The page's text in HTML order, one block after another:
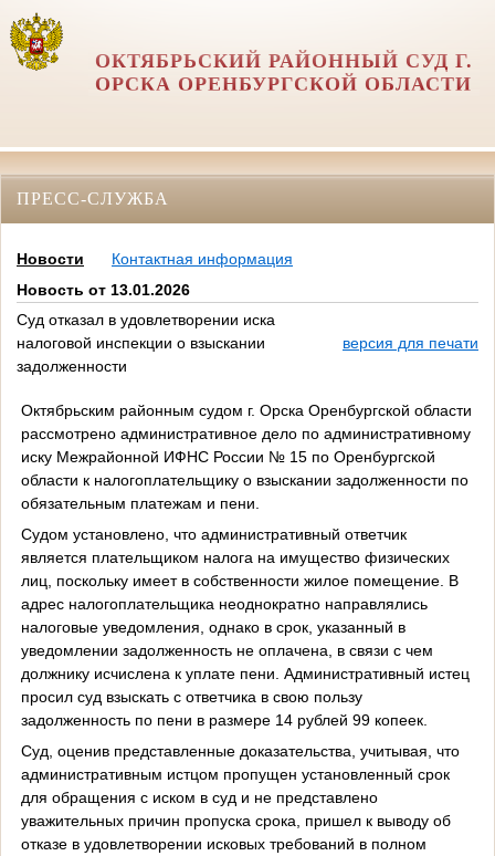
ОКТЯБРЬСКИЙ РАЙОННЫЙ СУД Г.
ОРСКА ОРЕНБУРГСКОЙ ОБЛАСТИ
ПРЕСС-СЛУЖБА
Новости
Контактная информация
Новость от 13.01.2026
Суд отказал в удовлетворении иска
налоговой инспекции о взыскании
задолженности
версия для печати
Октябрьским районным судом г. Орска Оренбургской области
рассмотрено административное дело по административному
иску Межрайонной ИФНС России № 15 по Оренбургской
области к налогоплательщику о взыскании задолженности по
обязательным платежам и пени.
Судом установлено, что административный ответчик
является плательщиком налога на имущество физических
лиц, поскольку имеет в собственности жилое помещение. В
адрес налогоплательщика неоднократно направлялись
налоговые уведомления, однако в срок, указанный в
уведомлении задолженность не оплачена, в связи с чем
должнику исчислена к уплате пени. Административный истец
просил суд взыскать с ответчика в свою пользу
задолженность по пени в размере 14 рублей 99 копеек.
Суд, оценив представленные доказательства, учитывая, что
административным истцом пропущен установленный срок
для обращения с иском в суд и не представлено
уважительных причин пропуска срока, пришел к выводу об
отказе в удовлетворении исковых требований в полном